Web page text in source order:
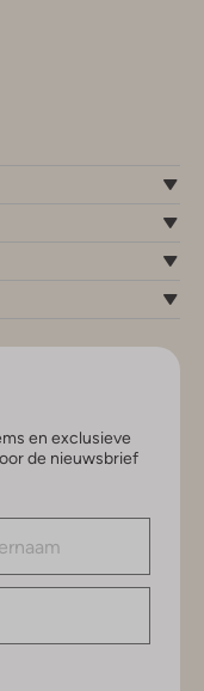
en exclusieve
de nieuwsbrief